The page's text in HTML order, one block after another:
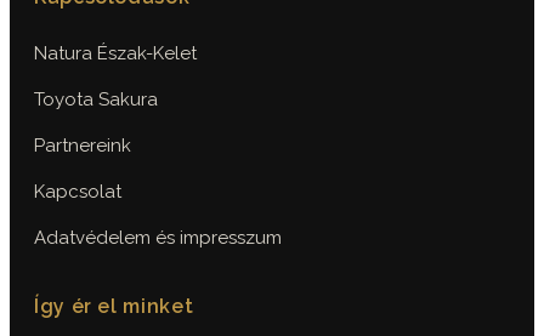
Natura Észak-Kelet
Toyota Sakura
Partnereink
Kapcsolat
Adatvédelem és impresszum
Így ér el minket